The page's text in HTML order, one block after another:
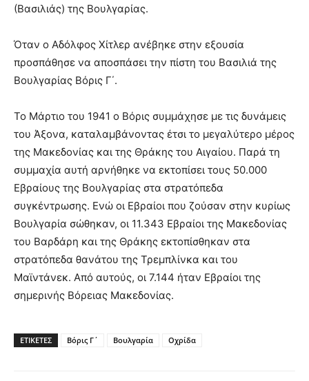
(Βασιλιάς) της Βουλγαρίας.
Όταν ο Αδόλφος Χίτλερ ανέβηκε στην εξουσία
προσπάθησε να αποσπάσει την πίστη του Βασιλιά της
Βουλγαρίας Βόρις Γ΄.
Το Μάρτιο του 1941 ο Βόρις συμμάχησε με τις δυνάμεις
του Άξονα, καταλαμβάνοντας έτσι το μεγαλύτερο μέρος
της Μακεδονίας και της Θράκης του Αιγαίου. Παρά τη
συμμαχία αυτή αρνήθηκε να εκτοπίσει τους 50.000
Εβραίους της Βουλγαρίας στα στρατόπεδα
συγκέντρωσης. Ενώ οι Εβραίοι που ζούσαν στην κυρίως
Βουλγαρία σώθηκαν, οι 11.343 Εβραίοι της Μακεδονίας
του Βαρδάρη και της Θράκης εκτοπίσθηκαν στα
στρατόπεδα θανάτου της Τρεμπλίνκα και του
Μαϊντάνεκ. Από αυτούς, οι 7.144 ήταν Εβραίοι της
σημερινής Βόρειας Μακεδονίας.
ΕΤΙΚΕΤΕΣ Βόρις Γ΄ Βουλγαρία Οχρίδα